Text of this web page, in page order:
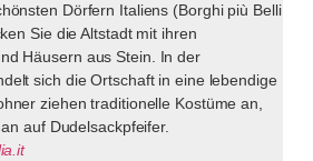
Dörfern Italiens (Borghi più Belli
Sie die Altstadt mit ihren
Häusern aus Stein. In der
sich die Ortschaft in eine lebendige
ziehen traditionelle Kostüme an,
auf Dudelsackpfeifer.